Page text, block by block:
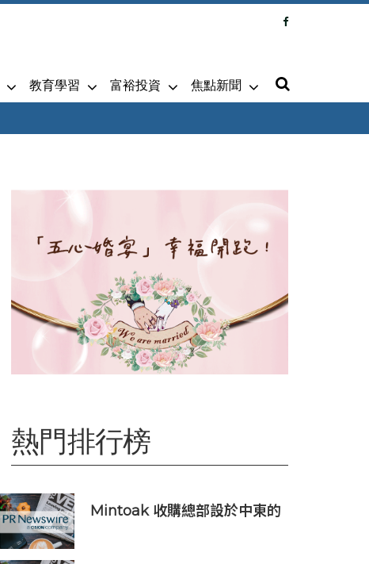
教育學習 富裕投資 焦點新聞
熱門排行榜
Mintoak 收購總部設於中東的